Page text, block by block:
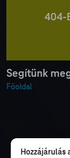
404-
Segítünk
Főoldal
Hozzájárulás